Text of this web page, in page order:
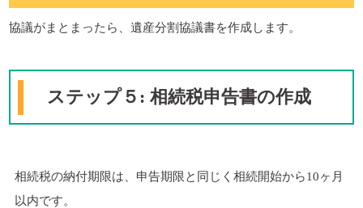
協議がまとまったら、遺産分割協議書を作成します。
ステップ５: 相続税申告書の作成
相続税の納付期限は、申告期限と同じく相続開始から10ヶ月
以内です。